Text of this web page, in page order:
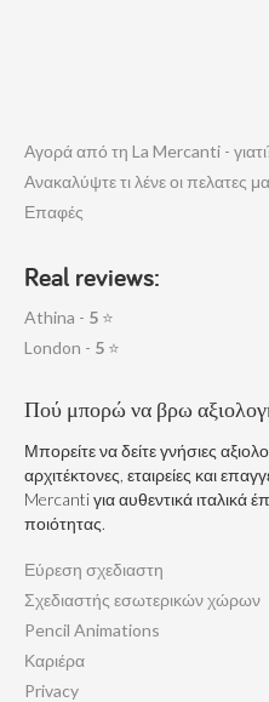
Αγορά από τη La Mercanti -
Ανακαλύψτε τι λένε οι πελατες
Επαφές
Real reviews:
Athina - 5 ⭐
London - 5 ⭐
Πού μπορώ να βρω
Μπορείτε να δείτε γνήσιες
αρχιτέκτονες, εταιρείες και
Mercanti για αυθεντικά ιταλικά
ποιότητας.
Εύρεση σχεδιαστη
Σχεδιαστής εσωτερικών χώρων
Pencil Animations
Καριέρα
Privacy